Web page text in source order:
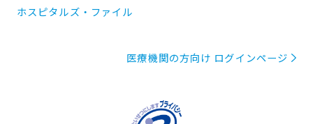
ホスピタルズ・ファイル
医療機関の方向け ログインページ